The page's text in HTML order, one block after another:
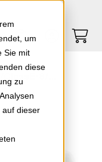
um
Sie mit
diese
zu
auf dieser
Springe zum Footer